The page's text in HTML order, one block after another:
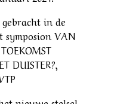
in de
symposion VAN
DUISTER?,